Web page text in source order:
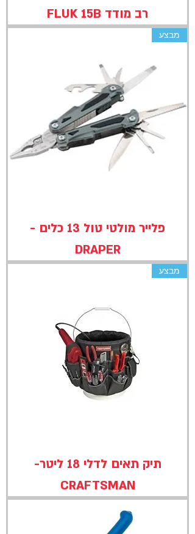
רב מודד FLUK 15B
מבצע
פלייר מולטי טול 13 כלים -
DRAPER
מבצע
תיק תאים לדלי 18 ליטר-
CRAFTSMAN